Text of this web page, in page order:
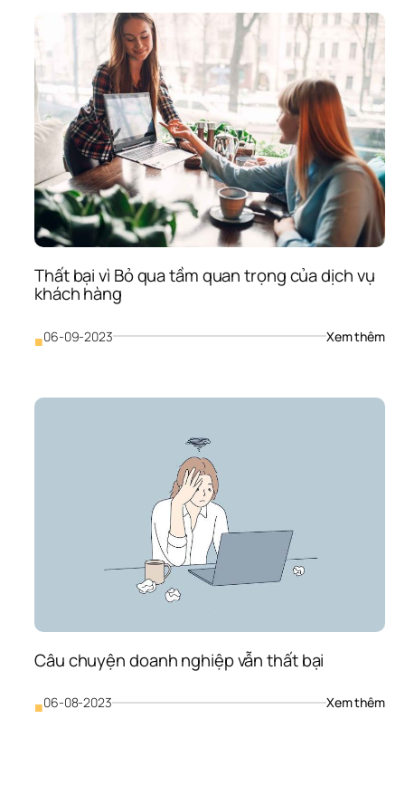
uy
tín
Thất bại vì Bỏ qua tầm quan trọng của dịch vụ
khách hàng
■06-09-2023 Xem thêm:
Bỏ
Câu chuyện doanh nghiệp vẫn thất bại
■06-08-2023 Xem thêm: